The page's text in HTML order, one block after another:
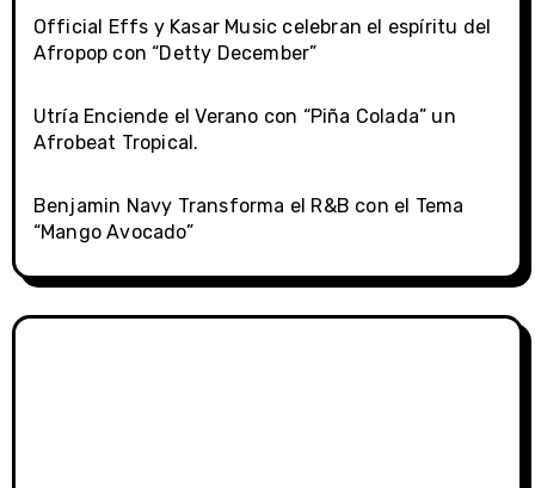
Official Effs y Kasar Music celebran el espíritu del
Afropop con “Detty December”
Utría Enciende el Verano con “Piña Colada” un
Afrobeat Tropical.
Benjamin Navy Transforma el R&B con el Tema
“Mango Avocado”